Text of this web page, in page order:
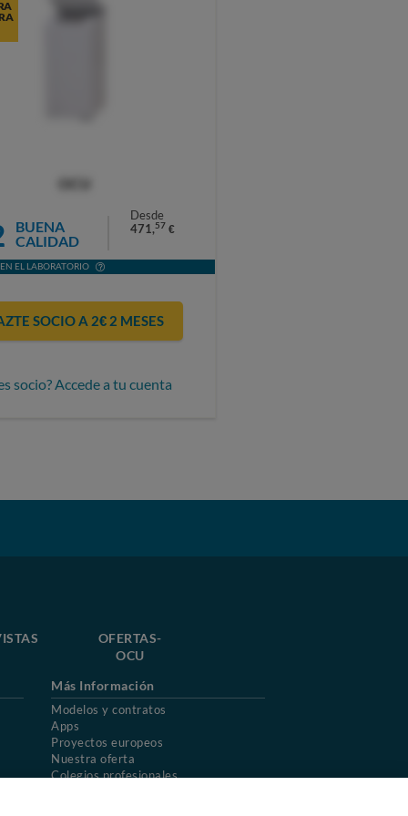
BUENA
CALIDAD
Desde
471,57 €
EL LABORATORIO
SOCIO A 2€ 2 MESES
socio? Accede a tu cuenta
OFERTAS-
OCU
Más Información
Modelos y contratos
Apps
Proyectos europeos
Nuestra oferta
Colegios profesionales